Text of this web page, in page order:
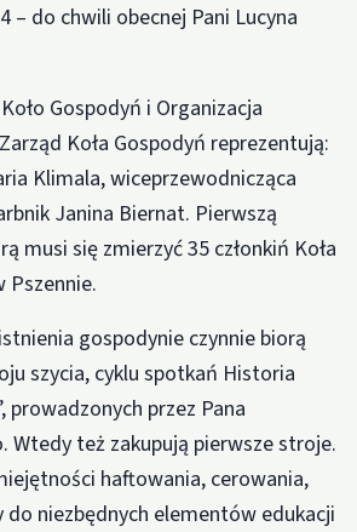
– do chwili obecnej Pani Lucyna
Gospodyń i Organizacja
Koła Gospodyń reprezentują:
Klimala, wiceprzewodnicząca
Janina Biernat. Pierwszą
musi się zmierzyć 35 członkiń Koła
Pszennie.
gospodynie czynnie biorą
szycia, cyklu spotkań Historia
prowadzonych przez Pana
Wtedy też zakupują pierwsze stroje.
haftowania, cerowania,
do niezbędnych elementów edukacji